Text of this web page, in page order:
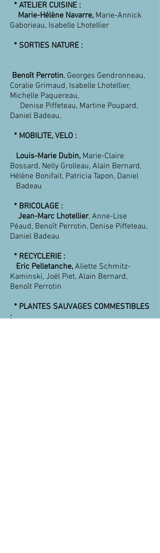
* ATELIER CUISINE :
Marie-Hélène Navarre, Marie-Annick
Gaborieau, Isabelle Lhotellier
* SORTIES NATURE :
Benoît Perrotin, Georges Gendronneau,
Coralie Grimaud, Isabelle Lhotellier,
Michelle Paquereau,
Denise Piffeteau, Martine Poupard,
Daniel Badeau,
* MOBILITE, VELO :
Louis-Marie Dubin, Marie-Claire
Bossard, Nelly Grolleau, Alain Bernard,
Hélène Bonifait, Patricia Tapon, Daniel
Badeau
* BRICOLAGE :
Jean-Marc Lhotellier, Anne-Lise
Péaud, Benoît Perrotin, Denise Piffeteau,
Daniel Badeau
* RECYCLERIE :
Eric Pelletanche, Aliette Schmitz-
Kaminski, Joël Piet, Alain Bernard,
Benoît Perrotin
* PLANTES SAUVAGES COMMESTIBLES
: